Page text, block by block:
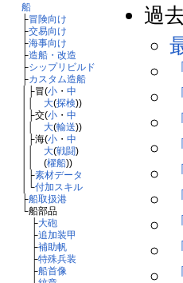
船
├冒険向け
├交易向け
├海事向け
├造船・改造
├シップリビルド
├カスタム造船
│├冒(小・ 中
大(探検))
│├交(小・ 中
大(輸送))
│├海(小・ 中
大(戦闘)
││ (櫂船))
│├素材データ
│└付加スキル
├船取扱港
└船部品
├大砲
├追加装甲
├補助帆
├特殊兵装
├船首像
過